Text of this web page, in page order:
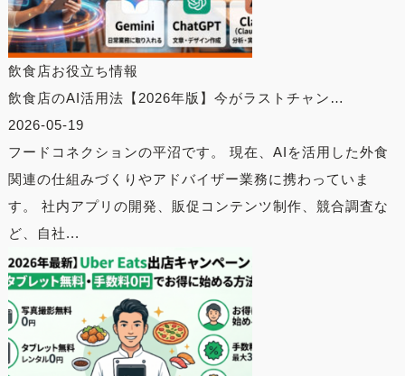
飲食店お役立ち情報
飲食店のAI活用法【2026年版】今がラストチャン…
2026-05-19
フードコネクションの平沼です。 現在、AIを活用した外食
関連の仕組みづくりやアドバイザー業務に携わっていま
す。 社内アプリの開発、販促コンテンツ制作、競合調査な
ど、自社...